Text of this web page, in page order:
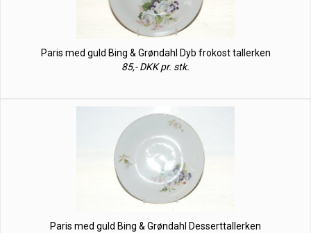
Paris med guld Bing & Grøndahl Dyb frokost tallerken
85,- DKK pr. stk.
Paris med guld Bing & Grøndahl Desserttallerken